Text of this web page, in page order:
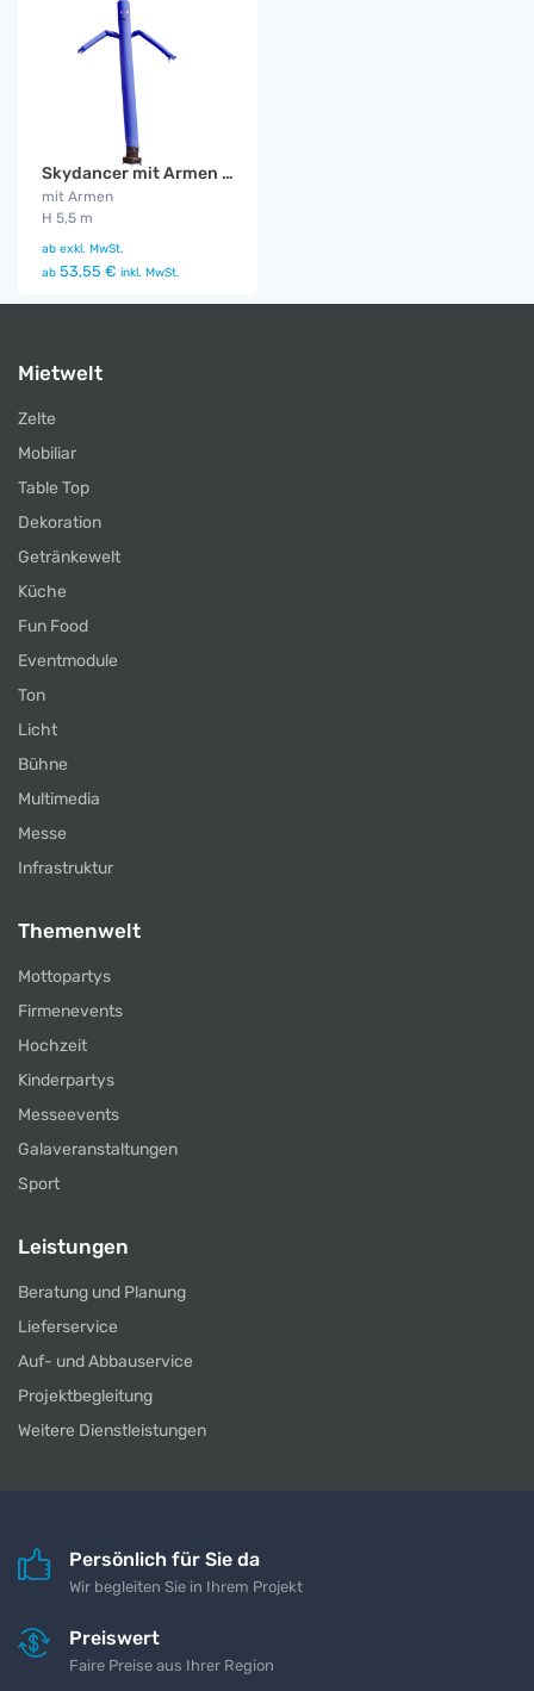
Skydancer mit Armen blau
mit Armen
H 5,5 m
ab exkl. MwSt.
ab 53,55 € inkl. MwSt.
Mietwelt
Zelte
Mobiliar
Table Top
Dekoration
Getränkewelt
Küche
Fun Food
Eventmodule
Ton
Licht
Bühne
Multimedia
Messe
Infrastruktur
Themenwelt
Mottopartys
Firmenevents
Hochzeit
Kinderpartys
Messeevents
Galaveranstaltungen
Sport
Leistungen
Beratung und Planung
Lieferservice
Auf- und Abbauservice
Projektbegleitung
Weitere Dienstleistungen
Persönlich für Sie da
Wir begleiten Sie in Ihrem Projekt
Preiswert
Faire Preise aus Ihrer Region